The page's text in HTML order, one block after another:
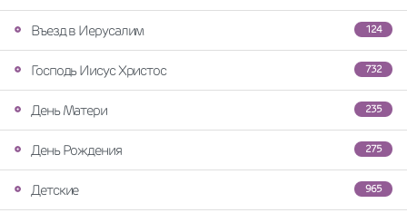
124
Въезд в Иерусалим
732
Господь Иисус Христос
235
День Матери
275
День Рождения
965
Детские